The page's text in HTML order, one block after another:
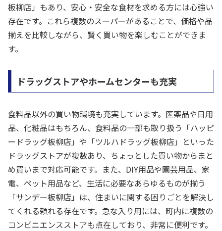
板柳店」もあり、安心・安全な食材を求める方には心強い
存在です。これら複数のスーパーがあることで、価格や品
揃えを比較しながら、賢く買い物を楽しむことができま
す。
ドラッグストアやホームセンターも充実
食料品以外の買い物環境も充実しています。医薬品や日用
品、化粧品はもちろん、食料品の一部も取り扱う「ハッピ
ードラッグ板柳店」や「ツルハドラッグ板柳店」といった
ドラッグストアが複数あり、ちょっとした買い物からまと
め買いまで対応可能です。また、DIY用品や園芸用品、家
電、ペット用品など、生活に必要なあらゆるものが揃う
「サンデー板柳店」は、住まいに関する困りごとを解決し
てくれる頼れる存在です。急な入り用には、町内に複数の
コンビニエンスストアも点在しており、非常に便利です。